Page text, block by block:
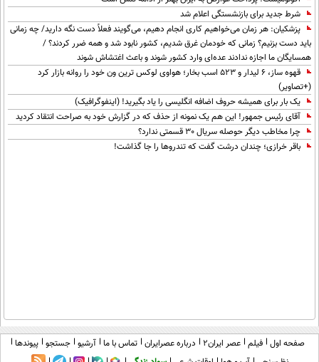
شرط جدید برای بازنشستگی اعلام شد
پزشکیان: هر زمان می‌خواهیم کاری انجام دهیم، می‌گویند فعلاً دست نگه دارید/ چه زمانی
باید دست بزنیم؟ زمانی که خودمان غرق شدیم، کشور نابود شد و همه ضرر کردند؟ /
همسایگان ما اجازه ندادند عده‌ای وارد کشور شوند و باعث اغتشاش شوند
قهوه ساز، 6 لیدار و 523 اسب بخار؛ هواوی لوکس ترین ون خود را روانه بازار کرد
(+تصاویر)
یک بار برای همیشه حروف اضافه انگلیسی را یاد بگیرید! (اینفوگرافیک)
آقای رئیس جمهور! این هم یک نمونه از حذف که در گزارش خود به صراحت انتقاد کردید
چرا مخاطب دیگر حوصله سریال 30 قسمتی ندارد؟
باقر خرازی؛ چندان درشت گفت که تندروها را جا گذاشت!
صفحه اول فیلم عصر ایران۲ درباره عصرایران تماس با ما آرشیو جستجو پیوندها